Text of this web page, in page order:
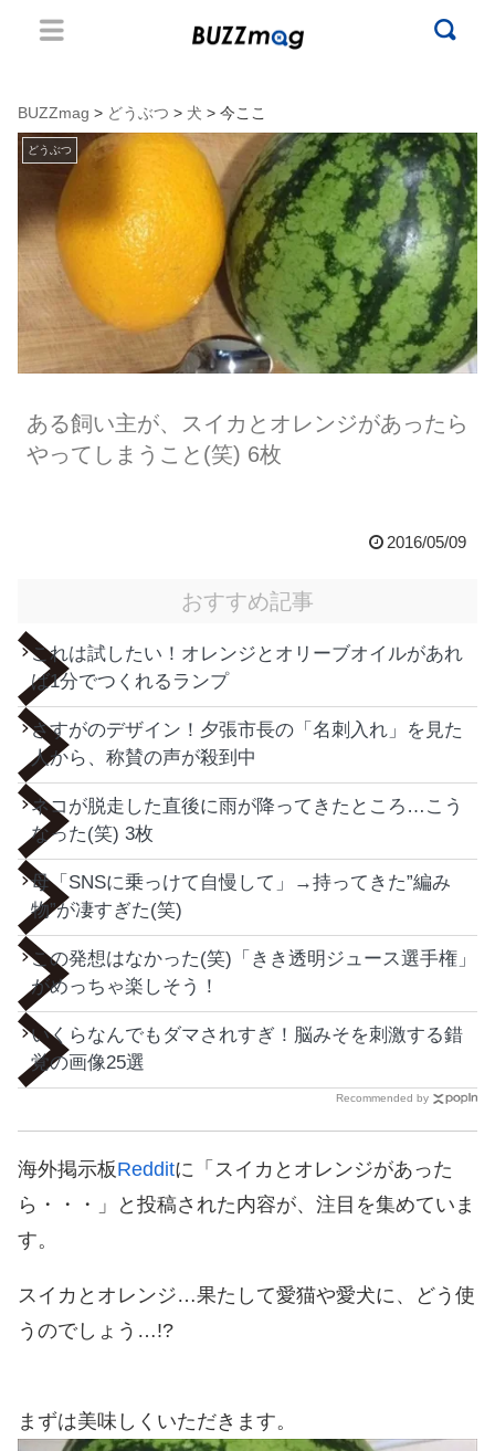
BUZZmag > どうぶつ > 犬 > 今ここ
どうぶつ
ある飼い主が、スイカとオレンジがあったら
やってしまうこと(笑) 6枚
2016/05/09
おすすめ記事
これは試したい！オレンジとオリーブオイルがあれ
ば1分でつくれるランプ
さすがのデザイン！夕張市長の「名刺入れ」を見た
人から、称賛の声が殺到中
ネコが脱走した直後に雨が降ってきたところ…こう
なった(笑) 3枚
母「SNSに乗っけて自慢して」→持ってきた”編み
物”が凄すぎた(笑)
この発想はなかった(笑)「きき透明ジュース選手権」
がめっちゃ楽しそう！
いくらなんでもダマされすぎ！脳みそを刺激する錯
覚の画像25選
Recommended by
海外掲示板Redditに「スイカとオレンジがあった
ら・・・」と投稿された内容が、注目を集めていま
す。
スイカとオレンジ…果たして愛猫や愛犬に、どう使
うのでしょう…!?
まずは美味しくいただきます。